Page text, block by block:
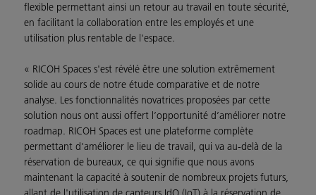
flexible permettant ainsi un retour au travail en toute sécurité,
en facilitant la collaboration entre les employés et une
utilisation plus rentable de l'espace.
« RICOH Spaces s'est révélé être une solution extrêmement
solide au cours de notre étude comparative et de notre
analyse. Les fonctionnalités novatrices proposées par cette
solution nous ont aussi offert l’opportunité d’améliorer notre
roadmap. RICOH Spaces est une plateforme complète
permettant d'améliorer le lieu de travail, qui va au-delà de la
réservation de bureaux, ce qui signifie que nous avons
maintenant la capacité à soutenir de nombreux projets futurs,